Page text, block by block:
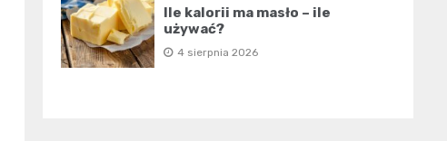
Ile kalorii ma masło – ile
używać?
4 sierpnia 2026